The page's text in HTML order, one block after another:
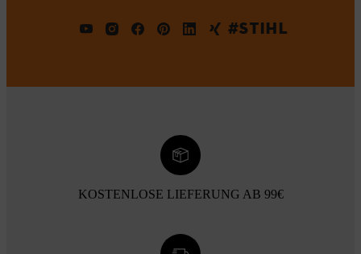
#STIHL
KOSTENLOSE LIEFERUNG AB 99€